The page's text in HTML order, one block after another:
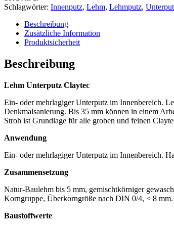
Claytec
Lehmputzmörtel
Stroh
Dämmputz
Schlagwörter: Innenputz, Lehm, Lehmputz,
Beschreibung
Zusätzliche Information
Produktsicherheit
Beschreibung
Lehm Unterputz Claytec
Ein- oder mehrlagiger Unterputz im Innenbereich.
Denkmalsanierung. Bis 35 mm können in einem
Stroh ist Grundlage für alle groben und feinen
Anwendung
Ein- oder mehrlagiger Unterputz im Innenbereich.
Zusammensetzung
Natur-Baulehm bis 5 mm, gemischtkörniger
Korngruppe, Überkorngröße nach DIN 0/4, < 8 mm.
Baustoffwerte